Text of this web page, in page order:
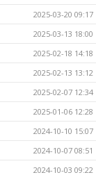
2025-03-20 09:17
2025-03-13 18:00
2025-02-18 14:18
2025-02-13 13:12
2025-02-07 12:34
2025-01-06 12:28
2024-10-10 15:07
2024-10-07 08:51
2024-10-03 09:22